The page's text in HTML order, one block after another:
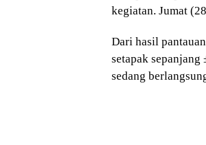
kegiatan. Jumat
Dari hasil
setapak sepanjang
sedang